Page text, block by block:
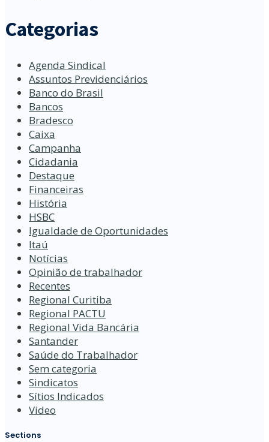
Categorias
Agenda Sindical
Assuntos Previdenciários
Banco do Brasil
Bancos
Bradesco
Caixa
Campanha
Cidadania
Destaque
Financeiras
História
HSBC
Igualdade de Oportunidades
Itaú
Notícias
Opinião de trabalhador
Recentes
Regional Curitiba
Regional PACTU
Regional Vida Bancária
Santander
Saúde do Trabalhador
Sem categoria
Sindicatos
Sítios Indicados
Video
Sections